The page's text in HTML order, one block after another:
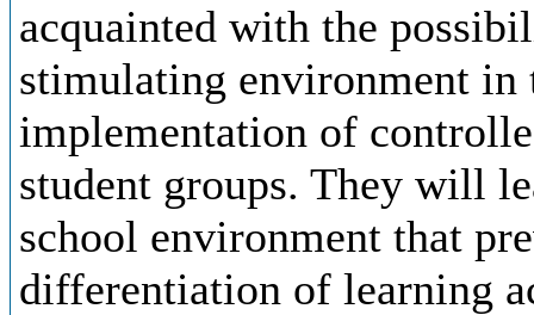
acquainted with the
stimulating environment in
implementation of
student groups. They will
school environment that
differentiation of learning